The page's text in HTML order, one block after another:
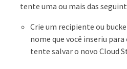
tente uma ou mais das
Crie um recipiente ou
nome que você inseriu
tente salvar o novo Cloud